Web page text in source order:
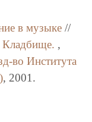
в музыке//
Кладбище. ,
во Института
, 2001.